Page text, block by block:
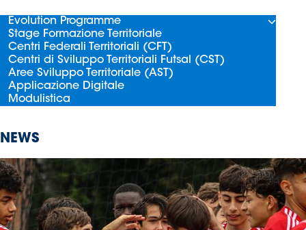
Evolution Programme
Stage Formazione Territoriale
Centri Federali Territoriali (CFT)
Centri di Sviluppo Territoriali Futsal (CST)
Aree Sviluppo Territoriale (AST)
Applicazione Digitale
Modulistica
NEWS